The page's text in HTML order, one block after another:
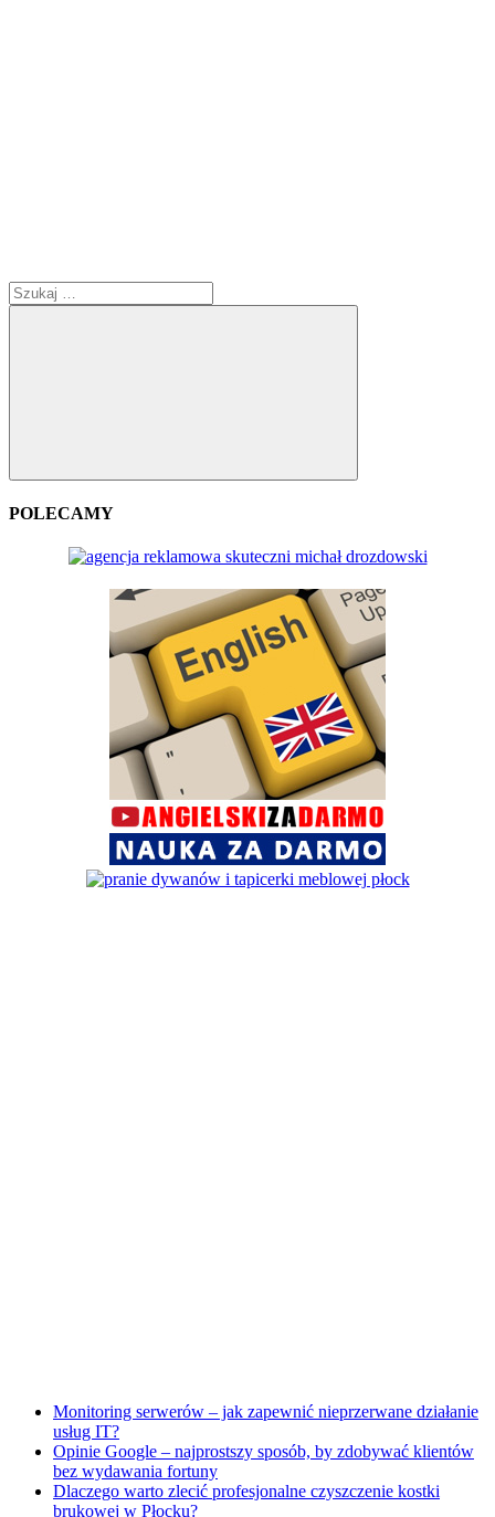
Szukaj:
Szukaj
POLECAMY
Monitoring serwerów – jak zapewnić nieprzerwane działanie
usług IT?
Opinie Google – najprostszy sposób, by zdobywać klientów
bez wydawania fortuny
Dlaczego warto zlecić profesjonalne czyszczenie kostki
brukowej w Płocku?